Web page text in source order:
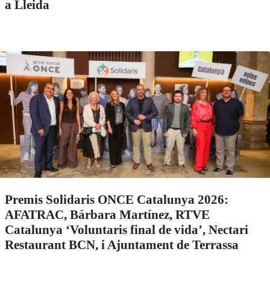
a Lleida
Premis Solidaris ONCE Catalunya 2026:
AFATRAC, Bárbara Martínez, RTVE
Catalunya ‘Voluntaris final de vida’, Nectari
Restaurant BCN, i Ajuntament de Terrassa